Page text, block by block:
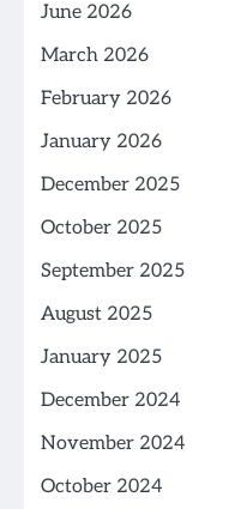
June 2026
March 2026
February 2026
January 2026
December 2025
October 2025
September 2025
August 2025
January 2025
December 2024
November 2024
October 2024